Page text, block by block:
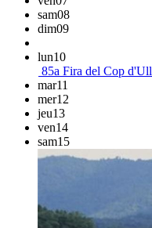
sam08
dim09
lun10
85a Fira del Cop d'Ull
mar11
mer12
jeu13
ven14
sam15